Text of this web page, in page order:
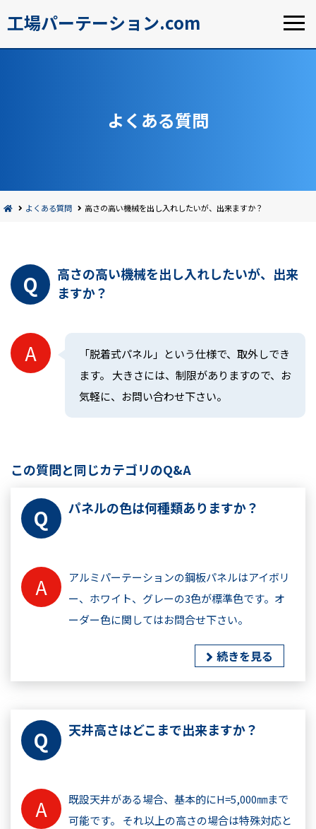
工場パーテーション.com
よくある質問
よくある質問 高さの高い機械を出し入れしたいが、出来ますか？
高さの高い機械を出し入れしたいが、出来
ますか？
「脱着式パネル」という仕様で、取外しでき
ます。 大きさには、制限がありますので、お
気軽に、お問い合わせ下さい。
この質問と同じカテゴリのQ&A
パネルの色は何種類ありますか？
アルミパーテーションの鋼板パネルはアイボリ
ー、ホワイト、グレーの3色が標準色です。オ
ーダー色に関してはお問合せ下さい。
続きを見る
天井高さはどこまで出来ますか？
既設天井がある場合、基本的にH=5,000㎜まで
可能です。 それ以上の高さの場合は特殊対応と